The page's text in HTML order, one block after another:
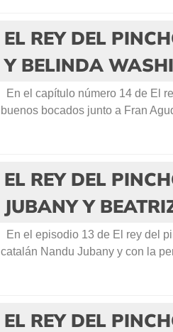
EL REY DEL
Y BELINDA
En el capítulo número 14 de El
buenos bocados junto a Fran
EL REY DEL
JUBANY Y
En el episodio 13 de El rey del
catalán Nandu Jubany y con la
EL REY DEL